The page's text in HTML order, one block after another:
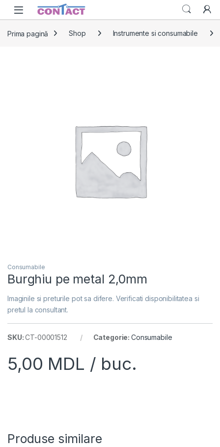
Skip to navigation
Skip to content
Prima pagină Shop Instrumente si consumabile
Consumabile
Burghiu pe metal 2,0mm
Imaginile si preturile pot sa difere. Verificati disponibilitatea si
pretul la consultant.
SKU:CT-00001512 Categorie: Consumabile
5,00 MDL / buc.
Produse similare